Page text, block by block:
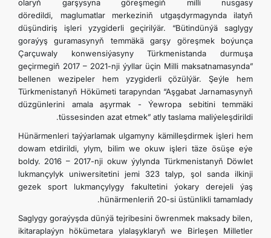
olaryň garşysyna göreşmegiň milli nusgasy
döredildi, maglumatlar merkeziniň utgaşdyrmagynda ilatyň
düşündiriş işleri yzygiderli geçirilýär. “Bütindünýä saglygy
goraýyş guramasynyň temmäkä garşy göreşmek boýunça
Çarçuwaly konwensiýasyny Türkmenistanda durmuşa
geçirmegiň 2017 – 2021-nji ýyllar üçin Milli maksatnamasynda”
bellenen wezipeler hem yzygiderli çözülýär. Şeýle hem
Türkmenistanyň Hökümeti tarapyndan “Aşgabat Jarnamasynyň
düzgünlerini amala aşyrmak - Ýewropa sebitini temmäki
tüssesinden azat etmek” atly taslama maliýeleşdirildi.
Hünärmenleri taýýarlamak ulgamyny kämilleşdirmek işleri hem
dowam etdirildi, ylym, bilim we okuw işleri täze ösüşe eýe
boldy. 2016 – 2017-nji okuw ýylynda Türkmenistanyň Döwlet
lukmançylyk uniwersitetini jemi 323 talyp, şol sanda ilkinji
gezek sport lukmançylygy fakultetini ýokary derejeli ýaş
hünärmenleriň 20-si üstünlikli tamamlady.
Saglygy goraýyşda dünýä tejribesini öwrenmek maksady bilen,
ikitaraplaýyn hökümetara ylalaşyklaryň we Birleşen Milletler